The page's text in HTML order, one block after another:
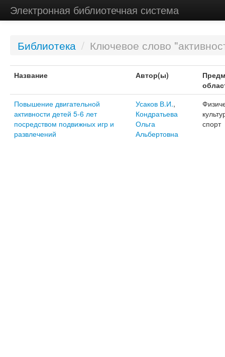
Электронная библиотечная система
Библиотека / Ключевое слово
Название Автор(ы)
Повышение двигательной
активности детей 5-6 лет
посредством подвижных игр и
развлечений
Усаков В.И.,
Кондратьева
Ольга
Альбертовна
спорт